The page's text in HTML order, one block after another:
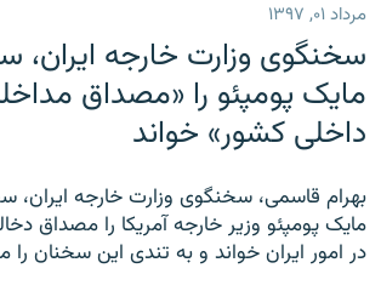
مرداد ۰۱, ۱۳۹۷
سخنگوی وزارت خارجه ایران،
مایک پومپئو را «مصداق
داخلی کشور» خواند
بهرام قاسمی، سخنگوی وزارت خارجه ایران،
مایک پومپئو وزیر خارجه آمریکا را مصداق
در امور ایران خواند و به تندی این سخنان